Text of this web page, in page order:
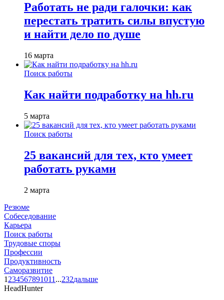
Работать не ради галочки: как
перестать тратить силы впустую
и найти дело по душе
16 марта
Поиск работы
Как найти подработку на hh.ru
5 марта
Поиск работы
25 вакансий для тех, кто умеет
работать руками
2 марта
Резюме
Собеседование
Карьера
Поиск работы
Трудовые споры
Профессии
Продуктивность
Саморазвитие
1 234567891011 ...232дальше
HeadHunter